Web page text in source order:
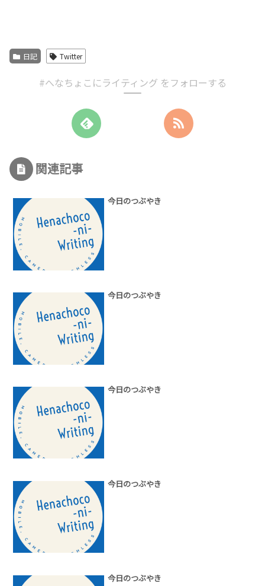
日記 Twitter
#へなちょこにライティング をフォローする
関連記事
今日のつぶやき
今日のつぶやき
今日のつぶやき
今日のつぶやき
今日のつぶやき